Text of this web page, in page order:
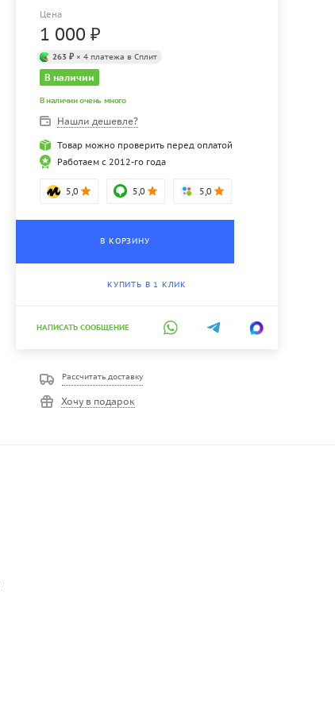
Цена
1 000 ₽
263 ₽ × 4 платежа в Сплит
В наличии
В наличии очень много
Нашли дешевле?
Товар можно проверить перед оплатой
Работаем с 2012-го года
5,0 5,0 5,0
В КОРЗИНУ
КУПИТЬ В 1 КЛИК
НАПИСАТЬ СООБЩЕНИЕ
Рассчитать доставку
Хочу в подарок